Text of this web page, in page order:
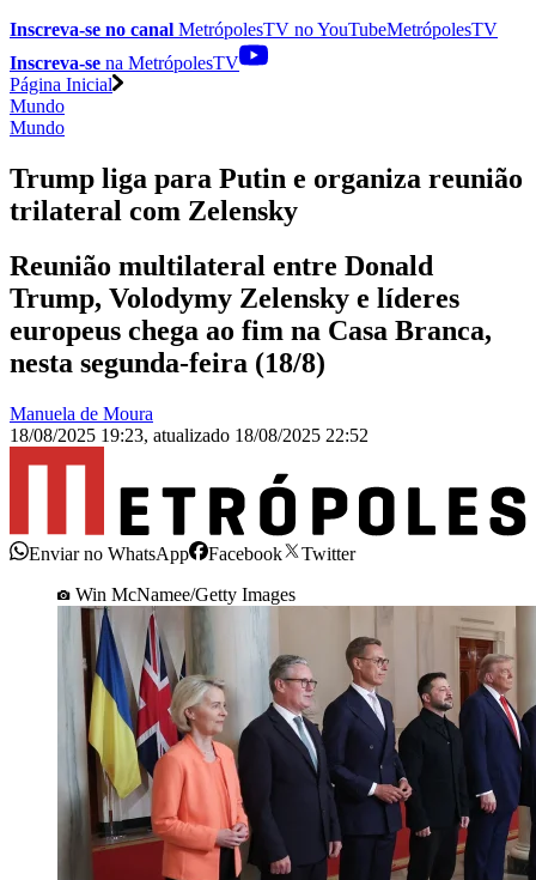
Inscreva-se no canal MetrópolesTV noYouTubeMetrópolesTV
Inscreva-se na MetrópolesTV
Página Inicial
Mundo
Mundo
Trump liga para Putin e organiza reunião
trilateral com Zelensky
Reunião multilateral entre Donald
Trump, Volodymy Zelensky e líderes
europeus chega ao fim na Casa Branca,
nesta segunda-feira (18/8)
Manuela de Moura
18/08/2025 19:23, atualizado 18/08/2025 22:52
Enviar no WhatsApp Facebook
Twitter
Win McNamee/Getty Images